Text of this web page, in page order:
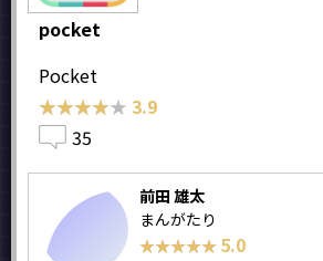
pocket
Pocket
★★★★★
★★★★★ 3.9
35
前田 雄太
まんがたり
★★★★★
★★★★★ 5.0